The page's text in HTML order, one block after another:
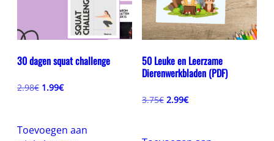
30 dagen squat challenge
2.98€ Oorspronkelijke
1.99€Huidige
Toevoegen aan
50 Leuke en Leerzame
Dierenwerkbladen (PDF)
3.75€ Oorspronkelijke
2.99€Huidige